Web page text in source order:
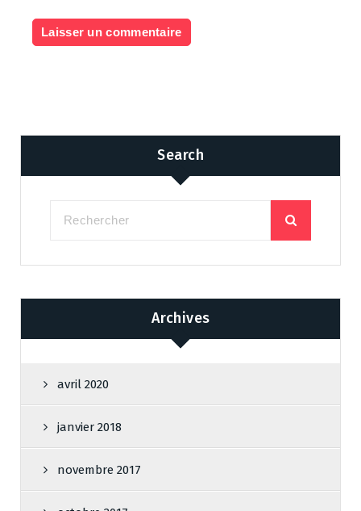
Search
Archives
avril 2020
janvier 2018
novembre 2017